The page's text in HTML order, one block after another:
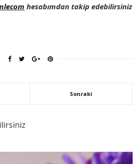
hesabımdan takip edebilirsiniz
Sonraki